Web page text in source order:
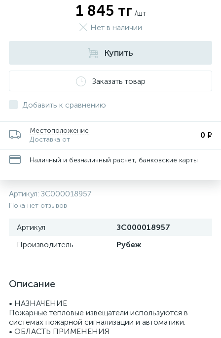
1 845 тг /шт
Нет в наличии
Купить
Заказать товар
Добавить к сравнению
Местоположение
Доставка от
0 ₽
Наличный и безналичный расчет, банковские карты
Артикул: ЗС000018957
Пока нет отзывов
Артикул
ЗС000018957
Производитель
Рубеж
Описание
• НАЗНАЧЕНИЕ
Пожарные тепловые извещатели используются в
системах пожарной сигнализации и автоматики.
• ОБЛАСТЬ ПРИМЕНЕНИЯ